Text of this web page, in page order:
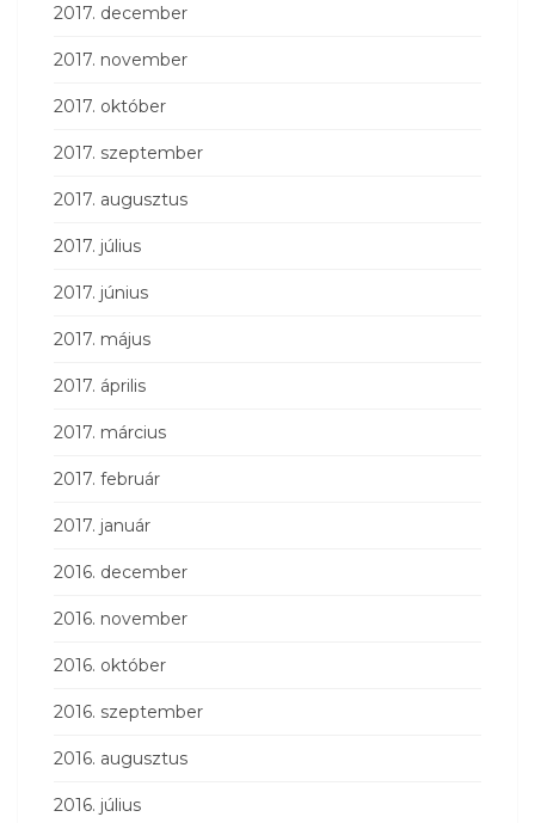
2017. december
2017. november
2017. október
2017. szeptember
2017. augusztus
2017. július
2017. június
2017. május
2017. április
2017. március
2017. február
2017. január
2016. december
2016. november
2016. október
2016. szeptember
2016. augusztus
2016. július